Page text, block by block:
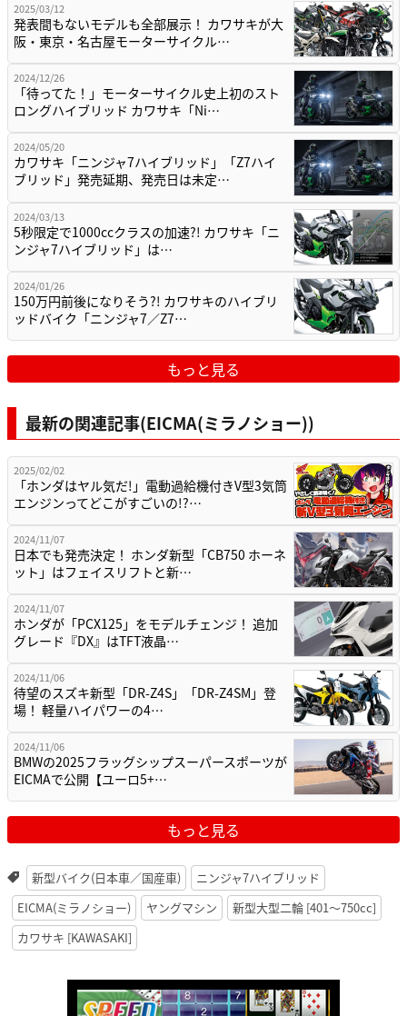
2025/03/12
発表間もないモデルも全部展示！ カワサキが大
阪・東京・名古屋モーターサイクル…
2024/12/26
「待ってた！」モーターサイクル史上初のスト
ロングハイブリッド カワサキ「Ni…
2024/05/20
カワサキ「ニンジャ7ハイブリッド」「Z7ハイ
ブリッド」発売延期、発売日は未定…
2024/03/13
5秒限定で1000ccクラスの加速?! カワサキ「ニ
ンジャ7ハイブリッド」は…
2024/01/26
150万円前後になりそう?! カワサキのハイブリ
ッドバイク「ニンジャ7／Z7…
もっと見る
最新の関連記事(EICMA(ミラノショー))
2025/02/02
「ホンダはヤル気だ!」電動過給機付きV型3気筒
エンジンってどこがすごいの!?…
2024/11/07
日本でも発売決定！ ホンダ新型「CB750 ホーネ
ット」はフェイスリフトと新…
2024/11/07
ホンダが「PCX125」をモデルチェンジ！ 追加
グレード『DX』はTFT液晶…
2024/11/06
待望のスズキ新型「DR-Z4S」「DR-Z4SM」登
場！ 軽量ハイパワーの4…
2024/11/06
BMWの2025フラッグシップスーパースポーツが
EICMAで公開【ユーロ5+…
もっと見る
新型バイク(日本車／国産車)
ニンジャ7ハイブリッド
EICMA(ミラノショー)
ヤングマシン
新型大型二輪 [401〜750cc]
カワサキ [KAWASAKI]